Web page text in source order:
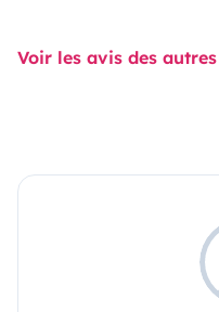
Voir les avis des